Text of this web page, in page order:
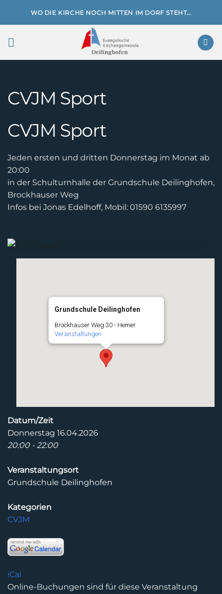
WO DIE KIRCHE NOCH MITTEN IM DORF STEHT…
CVJM Sport
CVJM Sport
Jeden ersten und dritten Donnerstag im Monat ab
20:00
in der Schulturnhalle der Grundschule Deilinghofen,
Brockhauser Weg
Infos bei Jonas Edelhoff, Mobil: 01590 6135997
Grundschule Deilinghofen
Brockhauser Weg 30 - Hemer
Veranstaltungen
Datum/Zeit
Donnerstag 16.04.2026
20:00 - 22:00
Veranstaltungsort
Grundschule Deilinghofen
Kategorien
CVJM
iCal
Online-Buchungen sind für diese Veranstaltung